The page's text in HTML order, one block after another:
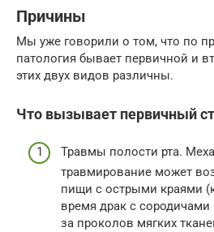
Причины
Мы уже говорили о том, что по
патология бывает первичной и
этих двух видов различны.
Что вызывает первичный
Травмы полости рта.
травмирование может
пищи с острыми краями
время драк с
за проколов мягких